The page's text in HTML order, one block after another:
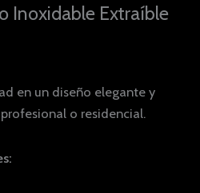
Inoxidable Extraíble
en un diseño elegante y
o residencial.